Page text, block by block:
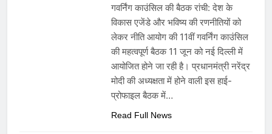
गवर्निंग काउंसिल की बैठक रांची: देश के
विकास एजेंडे और भविष्य की रणनीतियों को
लेकर नीति आयोग की 11वीं गवर्निंग काउंसिल
की महत्वपूर्ण बैठक 11 जून को नई दिल्ली में
आयोजित होने जा रही है। प्रधानमंत्री नरेंद्र
मोदी की अध्यक्षता में होने वाली इस हाई-
प्रोफाइल बैठक में…
Read Full News